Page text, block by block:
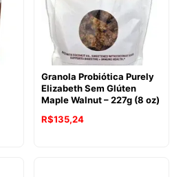
Granola Probiótica Purely
Elizabeth Sem Glúten
Maple Walnut – 227g (8 oz)
O
R$135,24O